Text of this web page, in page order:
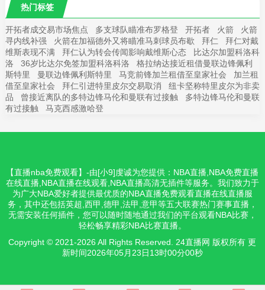
热门标签
开拓者成交易市场焦点 多支球队瞄准布罗格登 开拓者 火箭
火箭
寻内线补强
火箭在加福德外又将瞄准马刺球员布歇 拜仁
拜仁对戴
维斯表现不满
拜仁认为转会传闻影响戴维斯心态
比达尔加盟科洛科
洛
36岁比达尔免签加盟科洛科洛
格拉纳达接近租借曼联边锋佩利
斯特里
曼联边锋佩利斯特里 马竞前锋加兰租借至皇家社会
加兰租
借至皇家社会
拜仁引进特里皮尔交易取消
纽卡坚称特里皮尔为非卖
品
曾接近离队的多特边锋马伦和曼联有过接触
多特边锋马伦和曼联
有过接触
马克西感激哈登
【直播nba免费观看】-由[小9]虔诚为您提供：NBA直播,NBA免费直播
在线直播,NBA直播在线观看,NBA直播高清无插件等服务。我们致力于
为广大NBA爱好者提供最优质的NBA直播免费观看直播在线直播服
务，其中还包括英超,西甲,德甲,法甲,意甲等五大联赛热门赛事直播，
无需安装任何插件，您可以随时随地通过我们的平台观看NBA比赛，
轻松畅享精彩NBA比赛直播。
Copyright © 2021-2026 All Rights Reserved. 24直播网 版权所有 更
新时间2026年05月23日13时00分00秒